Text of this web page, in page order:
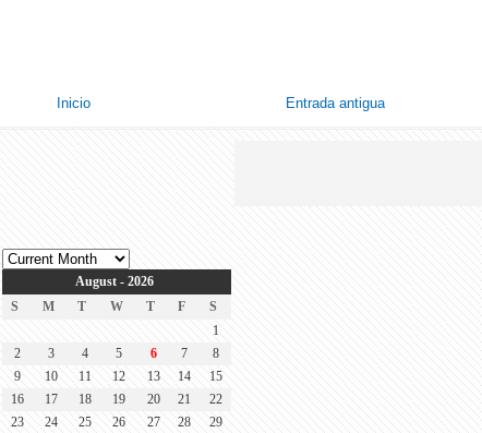
Entrada antigua
Inicio
August - 2026
S
M T W T F
S
1
2
3 4 5 6 7
8
9
10 11 12 13 14
15
16
17 18 19 20 21
22
23
24 25 26 27 28 29